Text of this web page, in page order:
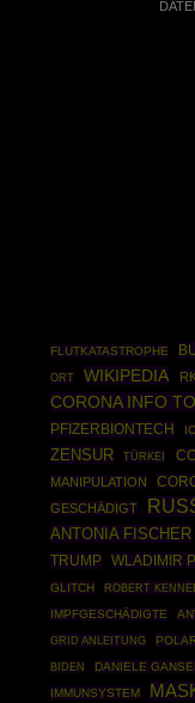
FLUTKATASTROPHE
ORT WIKIPEDIA
CORONA INFO
PFIZERBIONTECH
ZENSUR TÜRKEI
MANIPULATION
GESCHÄDIGT
ANTONIA FISCHER
TRUMP
WLADIMIR
GLITCH ROBERT
IMPFGESCHÄDIGTE
GRID ANLEITUNG
BIDEN DANIELE
IMMUNSYSTEM